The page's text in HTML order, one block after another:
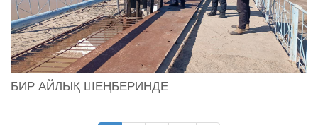
БИР АЙЛЫҚ ШЕҢБЕРИНДЕ